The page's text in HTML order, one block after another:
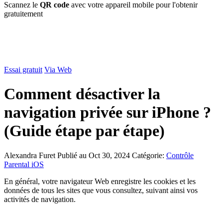
Scannez le QR code avec votre appareil mobile pour l'obtenir
gratuitement
Essai gratuit Via Web
Comment désactiver la
navigation privée sur iPhone ?
(Guide étape par étape)
Alexandra Furet Publié au Oct 30, 2024 Catégorie: Contrôle
Parental iOS
En général, votre navigateur Web enregistre les cookies et les
données de tous les sites que vous consultez, suivant ainsi vos
activités de navigation.